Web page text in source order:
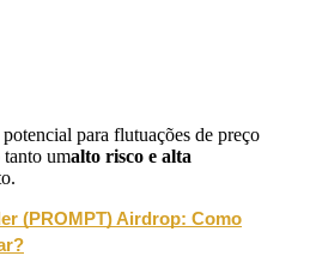
informações comerciais, etc.
para flutuações de preço
tanto umalto risco e alta
(PROMPT) Airdrop: Como